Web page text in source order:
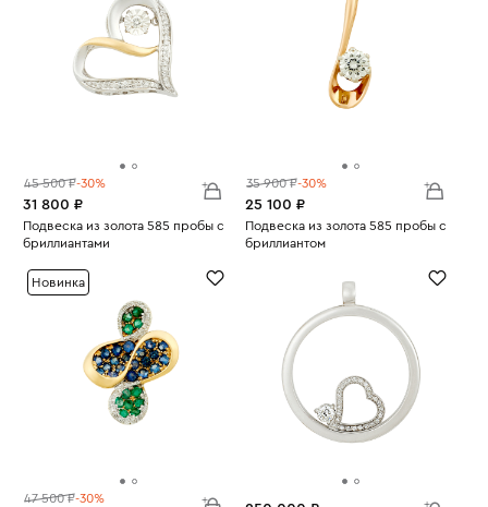
45 500 ₽-30%
31 800 ₽
Подвеска из золота 585 пробы с
бриллиантами
35 900 ₽-30%
25 100 ₽
Подвеска из золота 585 пробы с
бриллиантом
Новинка
47 500 ₽-30%